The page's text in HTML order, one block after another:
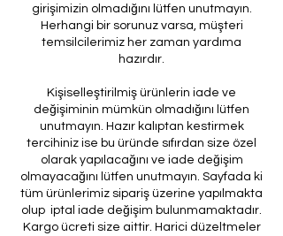
girişimizin olmadığını lütfen unutmayın.
Herhangi bir sorunuz varsa, müşteri
temsilcilerimiz her zaman yardıma
hazırdır.
Kişiselleştirilmiş ürünlerin iade ve
değişiminin mümkün olmadığını lütfen
unutmayın. Hazır kalıptan kestirmek
tercihiniz ise bu üründe sıfırdan size özel
olarak yapılacağını ve iade değişim
olmayacağını lütfen unutmayın. Sayfada ki
tüm ürünlerimiz sipariş üzerine yapılmakta
olup iptal iade değişim bulunmamaktadır.
Kargo ücreti size aittir. Harici düzeltmeler